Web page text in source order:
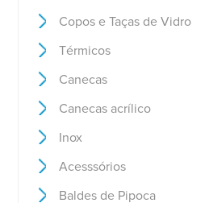
Copos e Taças de Vidro
Térmicos
Canecas
Canecas acrílico
Inox
Acesssórios
Baldes de Pipoca